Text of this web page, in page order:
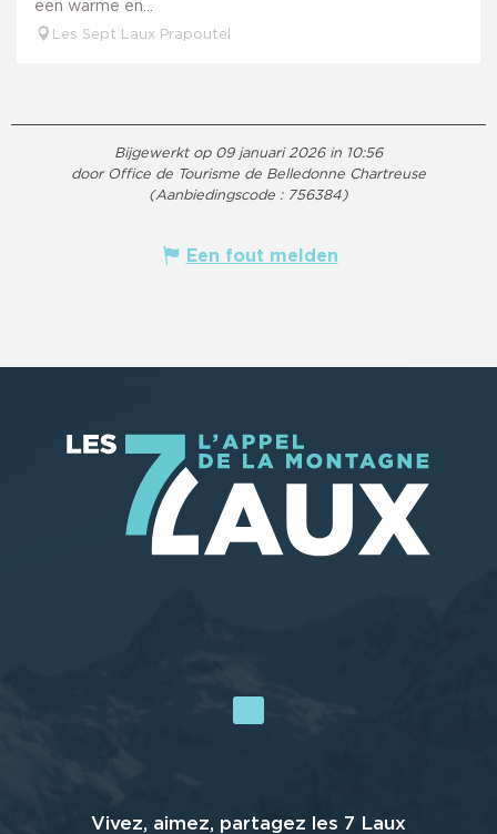
een warme en...
Les Sept Laux Prapoutel
Bijgewerkt op 09 januari 2026 in 10:56
door Office de Tourisme de Belledonne Chartreuse
(Aanbiedingscode : 756384 )
Een fout melden
Vivez, aimez, partagez les 7 Laux